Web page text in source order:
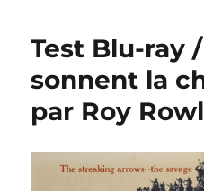
Test Blu-ray
sonnent la
par Roy